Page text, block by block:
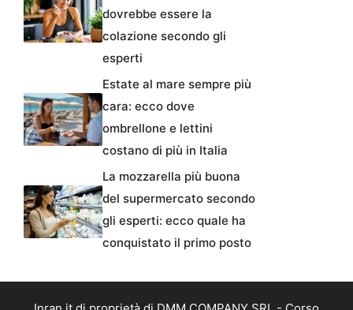
dovrebbe essere la
colazione secondo gli
esperti
Estate al mare sempre più
cara: ecco dove
ombrellone e lettini
costano di più in Italia
La mozzarella più buona
del supermercato secondo
gli esperti: ecco quale ha
conquistato il primo posto